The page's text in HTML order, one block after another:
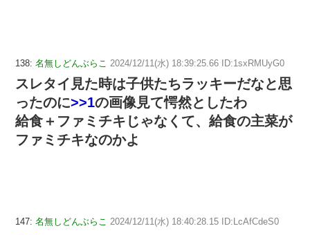
138: 名無しどんぶらこ 2024/12/11(水) 18:39:25.66 ID:1sxRMUyG0
スレタイ見た時は子供たちラッキーだなと思
ったのに>>1の画像見て愕然としたわ
給食＋ファミチキじゃなくて、給食の主菜が
ファミチキなのかよ
147: 名無しどんぶらこ 2024/12/11(水) 18:40:28.15 ID:LcAfCdeS0